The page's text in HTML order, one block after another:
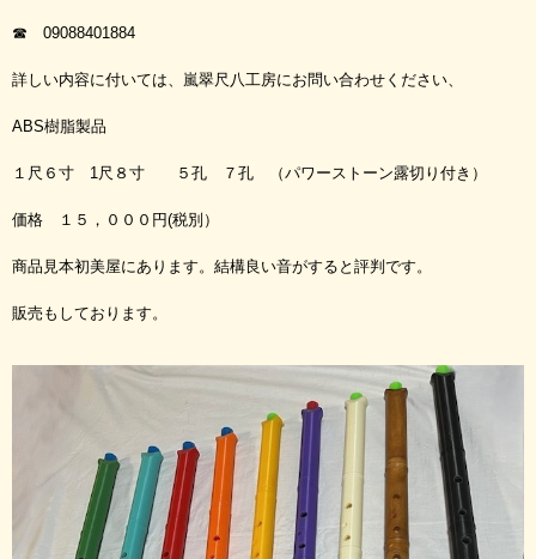
☎ 09088401884
詳しい内容に付いては、嵐翠尺八工房にお問い合わせください、
ABS樹脂製品
１尺６寸 1尺８寸 ５孔 ７孔 （パワーストーン露切り付き）
価格 １５，０００円(税別）
商品見本初美屋にあります。結構良い音がすると評判です。
販売もしております。